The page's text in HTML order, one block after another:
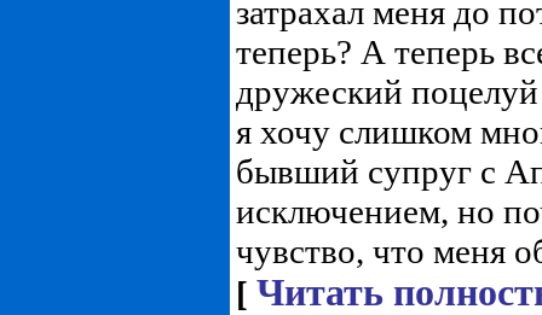
затрахал меня до
теперь? А теперь
дружеский
я хочу слишком
бывший супруг с
исключением, но
чувство, что меня
[ Читать